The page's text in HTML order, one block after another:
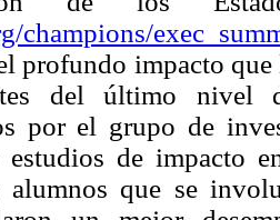
champions/
profundo impacto
del último nivel
por el grupo de
estudios de impacto
alumnos que se